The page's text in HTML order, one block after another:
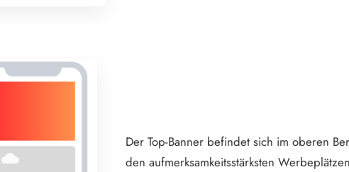
Der Top-Banner befindet sich im oberen
den aufmerksamkeitsstärksten